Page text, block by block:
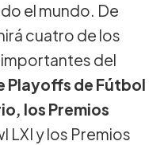
el mundo. De
cuatro de los
del
Playoffs de Fútbol
los Premios
LXI y los Premios